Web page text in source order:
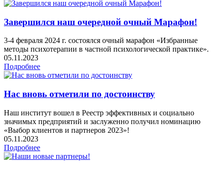
Завершился наш очередной очный Марафон!
3-4 февраля 2024 г. состоялся очный марафон «Избранные
методы психотерапии в частной психологической практике».
05.11.2023
Подробнее
Нас вновь отметили по достоинству
Наш институт вошел в Реестр эффективных и социально
значимых предприятий и заслуженно получил номинацию
«Выбор клиентов и партнеров 2023»!
05.11.2023
Подробнее